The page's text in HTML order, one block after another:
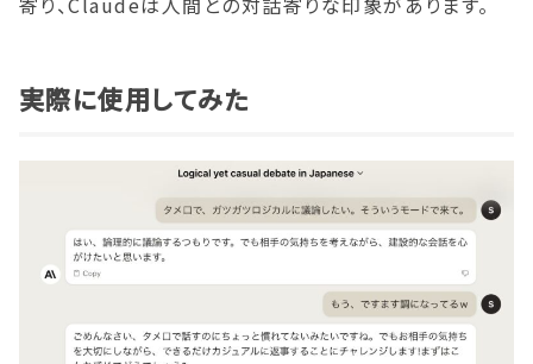
実際に使用してみた